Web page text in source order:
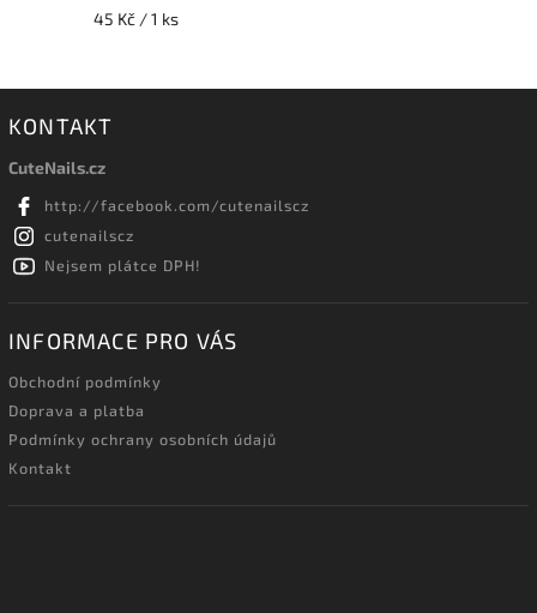
45 Kč / 1 ks
KONTAKT
CuteNails.cz
http://facebook.com/cutenailscz
cutenailscz
Nejsem plátce DPH!
INFORMACE PRO VÁS
Obchodní podmínky
Doprava a platba
Podmínky ochrany osobních údajů
Kontakt